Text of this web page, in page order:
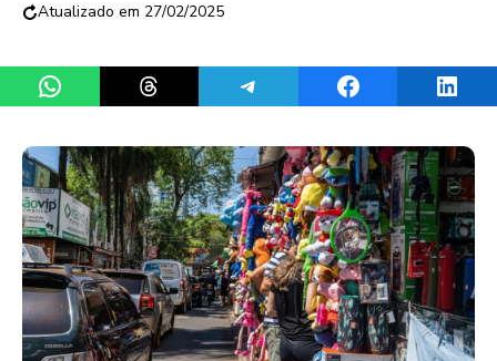
27/02/2025
Share on WhatsAppShare on ThreadsShare on TelegramShare on Facebook